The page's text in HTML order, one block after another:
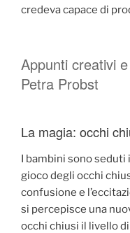
credeva capace di
Appunti creativi
Petra Probst
La magia: occhi
I bambini sono seduti
gioco degli occhi
confusione e
si percepisce una
occhi chiusi il livello